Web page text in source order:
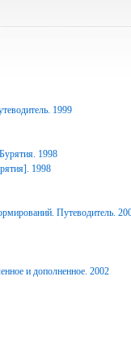
1999
1998
1998
Путеводитель.
и дополненное. 2002